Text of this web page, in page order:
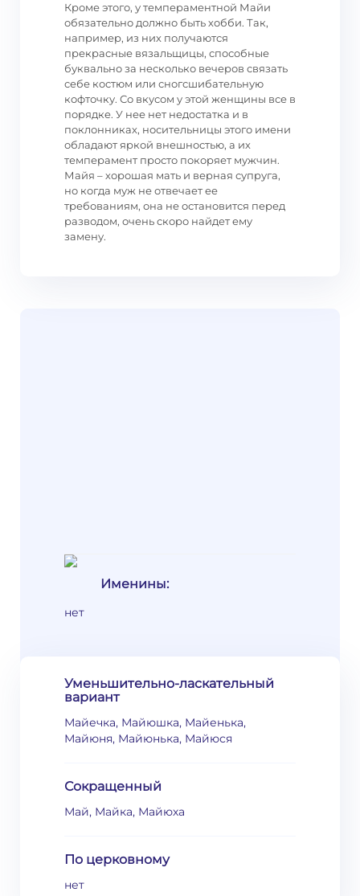
Кроме этого, у темпераментной Майи
обязательно должно быть хобби. Так,
например, из них получаются
прекрасные вязальщицы, способные
буквально за несколько вечеров связать
себе костюм или сногсшибательную
кофточку. Со вкусом у этой женщины все в
порядке. У нее нет недостатка и в
поклонниках, носительницы этого имени
обладают яркой внешностью, а их
темперамент просто покоряет мужчин.
Майя – хорошая мать и верная супруга,
но когда муж не отвечает ее
требованиям, она не остановится перед
разводом, очень скоро найдет ему
замену.
Именины:
нет
Уменьшительно-ласкательный
вариант
Майечка, Майюшка, Майенька,
Майюня, Майюнька, Майюся
Сокращенный
Май, Майка, Майюха
По церковному
нет